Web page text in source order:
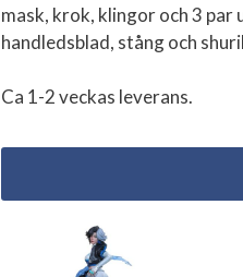
mask, krok, klingor och 3
handledsblad, stång och
Ca 1-2 veckas leverans.